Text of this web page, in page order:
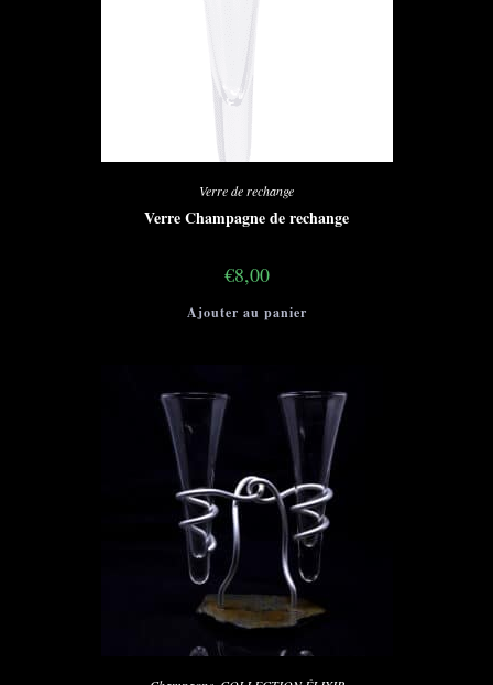
Verre de rechange
Verre Champagne de rechange
€8,00
Ajouter au panier